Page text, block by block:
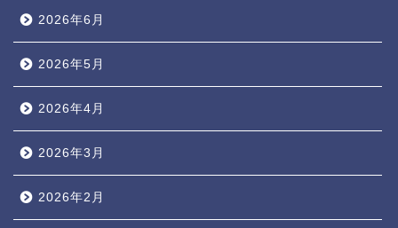
2026年6月
2026年5月
2026年4月
2026年3月
2026年2月